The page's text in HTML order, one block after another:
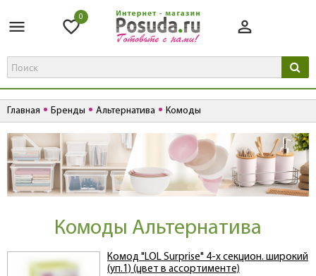
0
Главная Бренды Альтернатива Комоды
Комоды Альтернатива
Комод "LOL Surprise" 4-х секцион. широкий
(уп.1) (цвет в ассортименте)